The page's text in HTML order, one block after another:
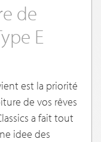
de
E
est la priorité
de vos rêves
a fait tout
idee des